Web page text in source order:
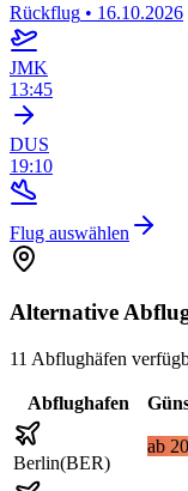
Rückflug • 16.10.2026
JMK
13:45
DUS
19:10
Flug auswählen
Alternative
11 Abflughäfen
Abflughafen
Berlin(BER)
ab